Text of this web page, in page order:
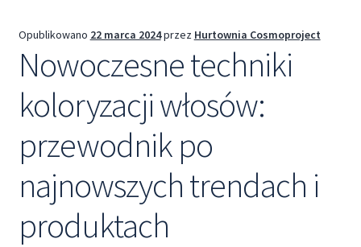
Opublikowano 22 marca 2024przez Hurtownia Cosmoproject
Nowoczesne techniki
koloryzacji włosów:
przewodnik po
najnowszych trendach i
produktach